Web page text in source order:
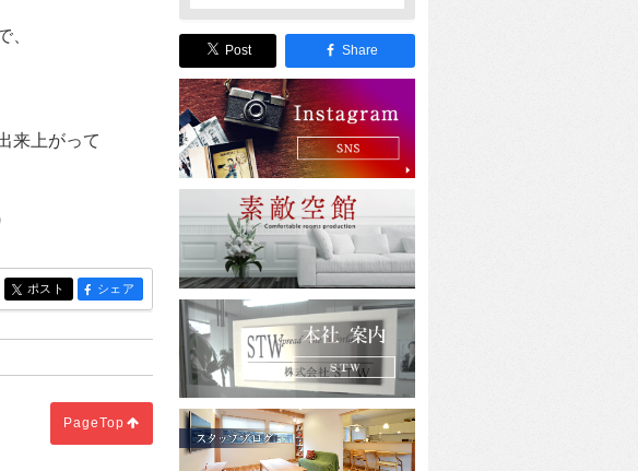
、
来上がって
entry185
ポスト entry185
シェア
PageTop
Post Share